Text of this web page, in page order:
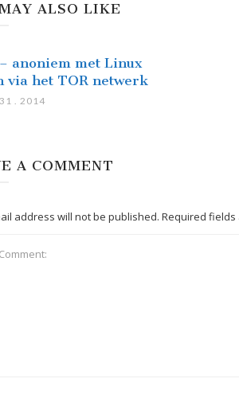
ALSO LIKE
anoniem met Linux
via het TOR netwerk
. 2014
A COMMENT
address will not be published. Required